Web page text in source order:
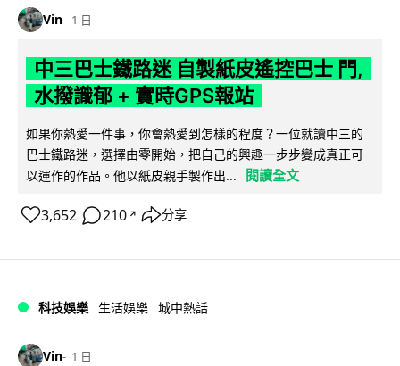
Vin 1 日
中三巴士鐵路迷 自製紙皮遙控巴士 門,
水撥識郁 + 實時GPS報站
如果你熱愛一件事，你會熱愛到怎樣的程度？一位就讀中三的
巴士鐵路迷，選擇由零開始，把自己的興趣一步步變成真正可
以運作的作品。他以紙皮親手製作出...
閱讀全文
3,652 210 ↗ 分享
科技娛樂 生活娛樂 城中熱話
Vin 1 日